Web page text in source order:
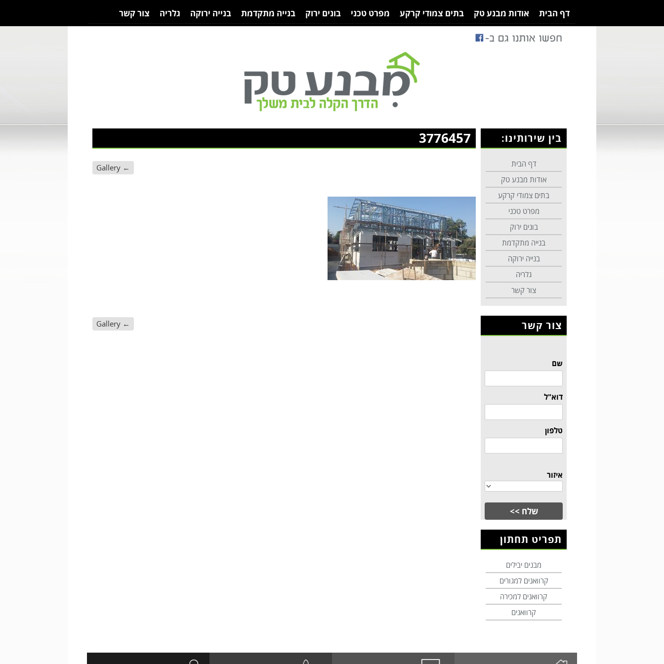
דף הבית אודות מבנע טק בתים צמודי קרקע מפרט טכני בונים ירוק בנייה מתקדמת בנייה ירוקה גלריה צור קשר
3776457
←
←
בין שירותינו:
דף הבית
אודות מבנע טק
בתים צמודי קרקע
מפרט טכני
בונים ירוק
בנייה מתקדמת
בנייה ירוקה
גלריה
צור קשר
צור קשר
שם
דוא"ל
טלפון
איזור
תפריט תחתון
מבנים יבילים
קרוואנים למגורים
קרוואנים למכירה
קרוואנים